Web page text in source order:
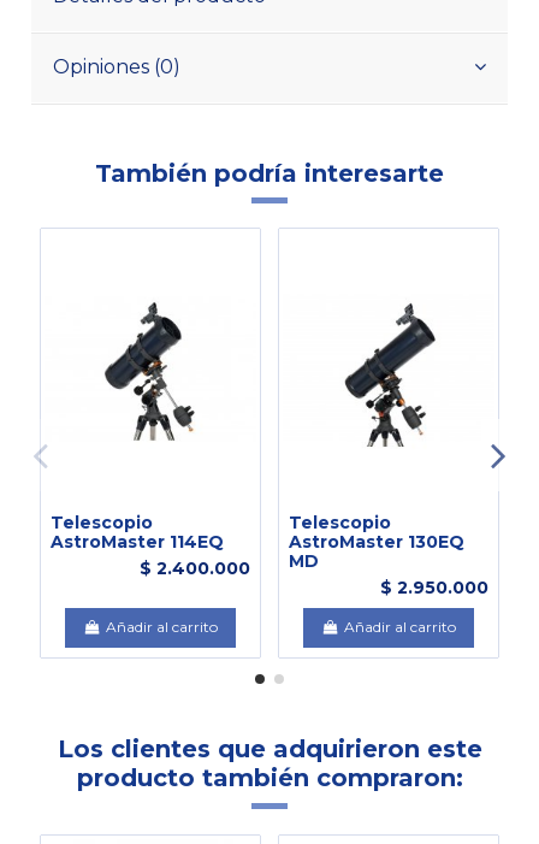
Opiniones (0)
También podría interesarte
Telescopio
AstroMaster 114EQ
$ 2.400.000
Añadir al carrito
Telescopio
AstroMaster 130EQ
MD
$ 2.950.000
Añadir al carrito
Los clientes que adquirieron este
producto también compraron: